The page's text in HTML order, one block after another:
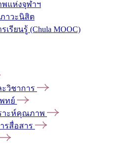
แห่งจุฬาฯ
าวะนิสิต
รียนรู้ (Chula MOOC)
วิชาการ
ทย์
าะห์คุณภาพ
รสื่อสาร